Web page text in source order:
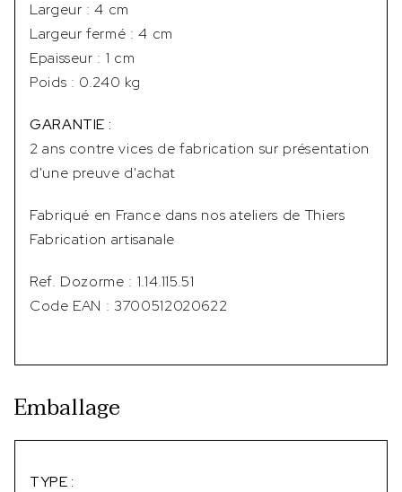
Largeur : 4 cm
Largeur fermé : 4 cm
Epaisseur : 1 cm
Poids : 0.240 kg
GARANTIE :
2 ans contre vices de fabrication sur présentation
d'une preuve d'achat
Fabriqué en France dans nos ateliers de Thiers
Fabrication artisanale
Ref. Dozorme : 1.14.115.51
Code EAN : 3700512020622
Emballage
TYPE :